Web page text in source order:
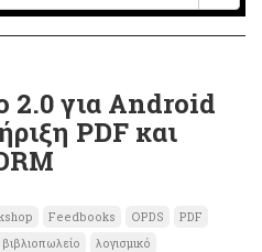
2.0 για Android
PDF και
Feedbooks OPDS
PDF
λογισμικό